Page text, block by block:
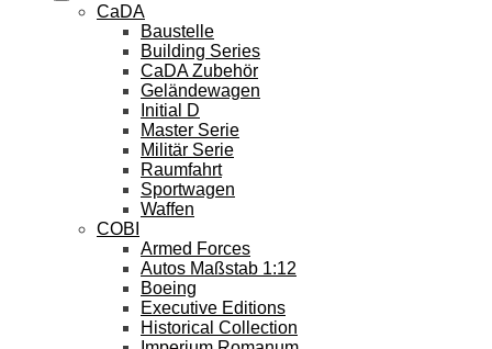
CaDA
Baustelle
Building Series
CaDA Zubehör
Geländewagen
Initial D
Master Serie
Militär Serie
Raumfahrt
Sportwagen
Waffen
COBI
Armed Forces
Autos Maßstab 1:12
Boeing
Executive Editions
Historical Collection